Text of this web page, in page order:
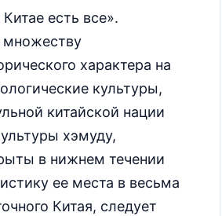
есть все».
множеству
характера на
культуры,
китайской нации
хэмуду,
в нижнем течении
ее места в весьма
Китая, следует